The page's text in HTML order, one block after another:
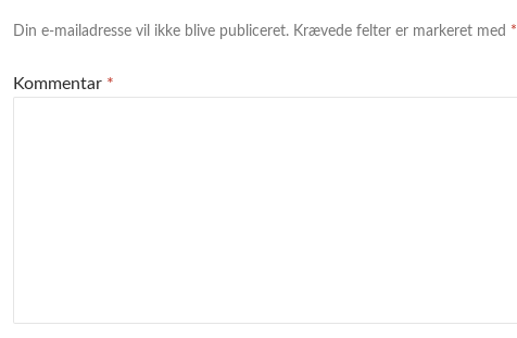
Din e-mailadresse vil ikke blive publiceret. Krævede felter er markeret med *
Kommentar *